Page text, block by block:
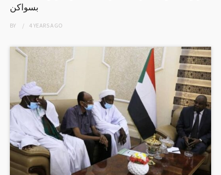
بسواكن
BY 4 YEARSAGO